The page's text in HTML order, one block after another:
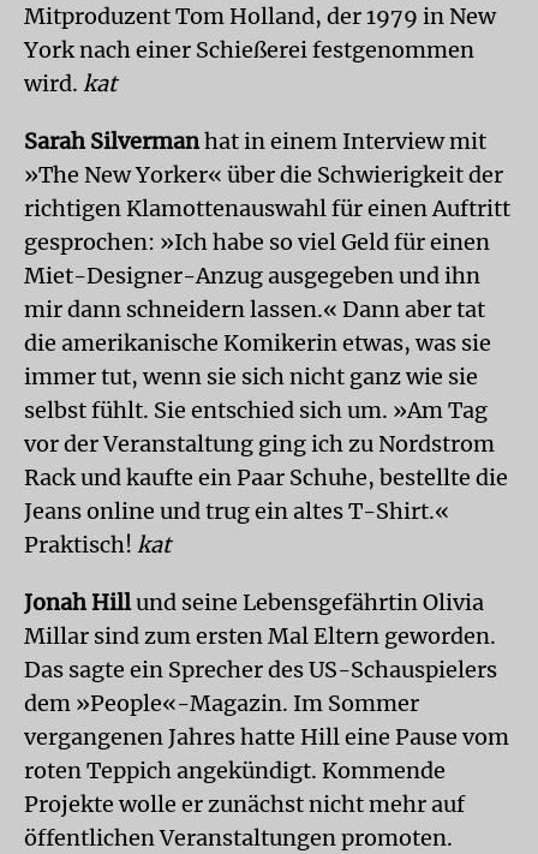
Mitproduzent Tom Holland, der 1979 in New
York nach einer Schießerei festgenommen
wird. kat
Sarah Silvermanhat in einem Interview mit
»The New Yorker« über die Schwierigkeit der
richtigen Klamottenauswahl für einen Auftritt
gesprochen: »Ich habe so viel Geld für einen
Miet-Designer-Anzug ausgegeben und ihn
mir dann schneidern lassen.« Dann aber tat
die amerikanische Komikerin etwas, was sie
immer tut, wenn sie sich nicht ganz wie sie
selbst fühlt. Sie entschied sich um. »Am Tag
vor der Veranstaltung ging ich zu Nordstrom
Rack und kaufte ein Paar Schuhe, bestellte die
Jeans online und trug ein altes T-Shirt.«
Praktisch! kat
Jonah Hillund seine Lebensgefährtin Olivia
Millar sind zum ersten Mal Eltern geworden.
Das sagte ein Sprecher des US-Schauspielers
dem »People«-Magazin. Im Sommer
vergangenen Jahres hatte Hill eine Pause vom
roten Teppich angekündigt. Kommende
Projekte wolle er zunächst nicht mehr auf
öffentlichen Veranstaltungen promoten.